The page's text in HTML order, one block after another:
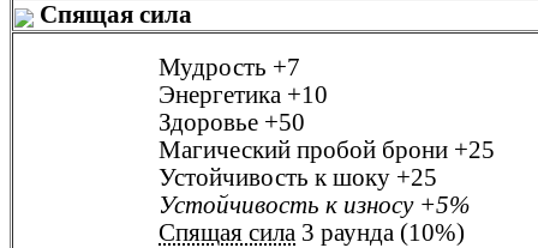
Спящая сила
Мудрость +7
Энергетика +10
Здоровье +50
Магический пробой брони +25
Устойчивость к шоку +25
Устойчивость к износу +5%
Спящая сила 3 раунда (10%)